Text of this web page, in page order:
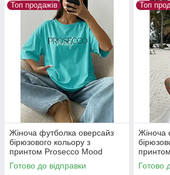
Топ продажів
Жіноча футболка оверсайз
бірюзового кольору з
принтом Prosecco Mood
Готово до відправки
Топ
Жіноча
Готово